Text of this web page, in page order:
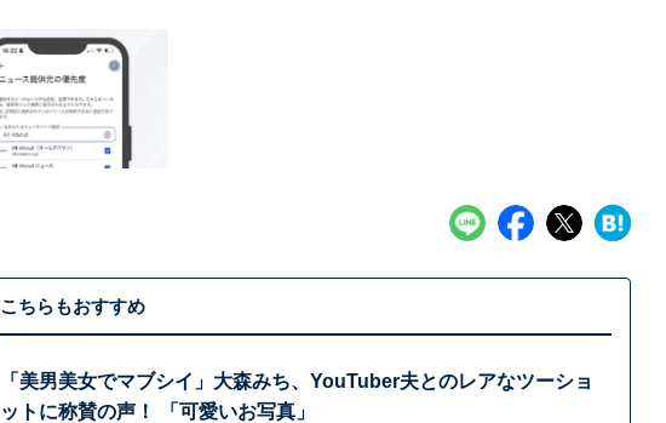
こちらもおすすめ
「美男美女でマブシイ」大森みち、YouTuber夫とのレアなツーショ
ットに称賛の声！ 「可愛いお写真」